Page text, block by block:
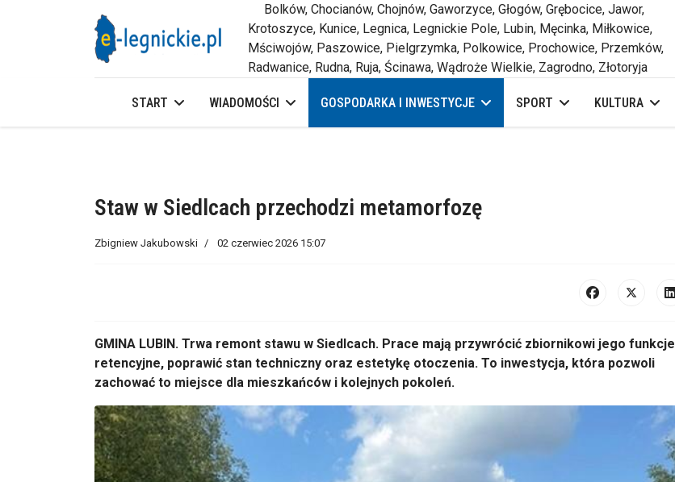
Bolków, Chocianów, Chojnów, Gaworzyce, Głogów, Grębocice, Jawor,
Krotoszyce, Kunice, Legnica, Legnickie Pole, Lubin, Męcinka, Miłkowice,
Mściwojów, Paszowice, Pielgrzymka, Polkowice, Prochowice, Przemków,
Radwanice, Rudna, Ruja, Ścinawa, Wądroże Wielkie, Zagrodno, Złotoryja
START WIADOMOŚCI GOSPODARKA I INWESTYCJE SPORT KULTURA
Staw w Siedlcach przechodzi metamorfozę
Zbigniew Jakubowski 02 czerwiec 2026 15:07
GMINA LUBIN. Trwa remont stawu w Siedlcach. Prace mają przywrócić zbiornikowi jego funkcje
retencyjne, poprawić stan techniczny oraz estetykę otoczenia. To inwestycja, która pozwoli
zachować to miejsce dla mieszkańców i kolejnych pokoleń.